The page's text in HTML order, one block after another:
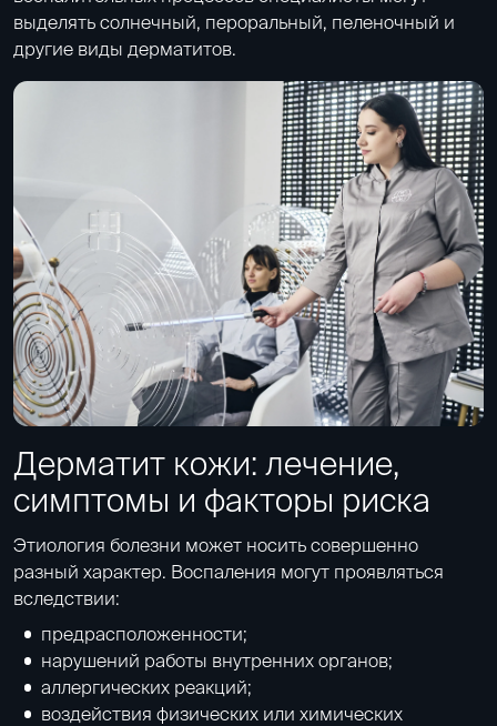
выделять солнечный, пероральный, пеленочный и
другие виды дерматитов.
Дерматит кожи: лечение,
симптомы и факторы риска
Этиология болезни может носить совершенно
разный характер. Воспаления могут проявляться
вследствии:
предрасположенности;
нарушений работы внутренних органов;
аллергических реакций;
воздействия физических или химических